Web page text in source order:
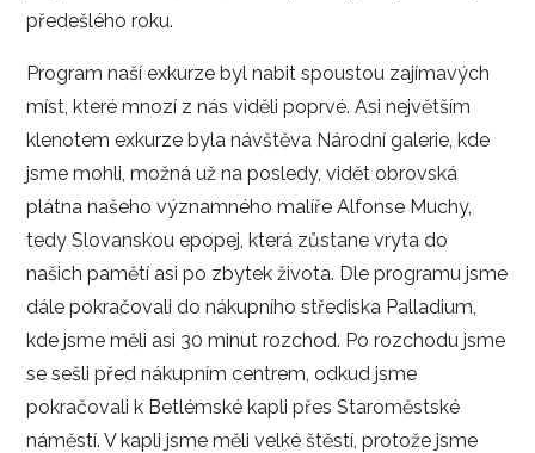
předešlého roku.
Program naší exkurze byl nabit spoustou zajímavých
míst, které mnozí z nás viděli poprvé. Asi největším
klenotem exkurze byla návštěva Národní galerie, kde
jsme mohli, možná už na posledy, vidět obrovská
plátna našeho významného malíře Alfonse Muchy,
tedy Slovanskou epopej, která zůstane vryta do
našich pamětí asi po zbytek života. Dle programu jsme
dále pokračovali do nákupního střediska Palladium,
kde jsme měli asi 30 minut rozchod. Po rozchodu jsme
se sešli před nákupním centrem, odkud jsme
pokračovali k Betlémské kapli přes Staroměstské
náměstí. V kapli jsme měli velké štěstí, protože jsme